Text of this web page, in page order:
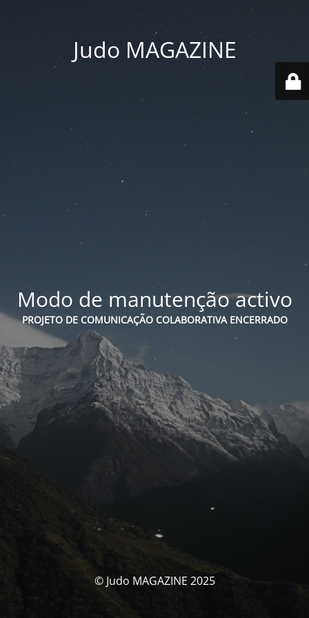
Judo MAGAZINE
Modo de manutenção activo
PROJETO DE COMUNICAÇÃO COLABORATIVA ENCERRADO
© Judo MAGAZINE 2025